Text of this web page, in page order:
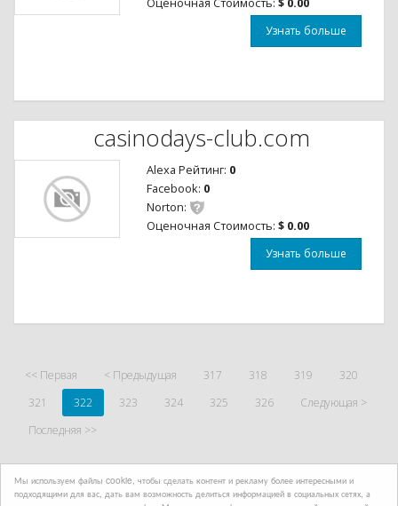
Мы используем файлы cookie, чтобы сделать контент и рекламу более интересными и
подходящими для вас, дать вам возможность делиться информацией в социальных сетях, а
Узнать больше
casinodays-club.com
Alexa Рейтинг: 0
Facebook: 0
Norton:
Оценочная Стоимость: $ 0.00
Узнать больше
<< Первая < Предыдущая 317 318 319
320
321
322 323 324 325 326
Следующая >
Последняя >>